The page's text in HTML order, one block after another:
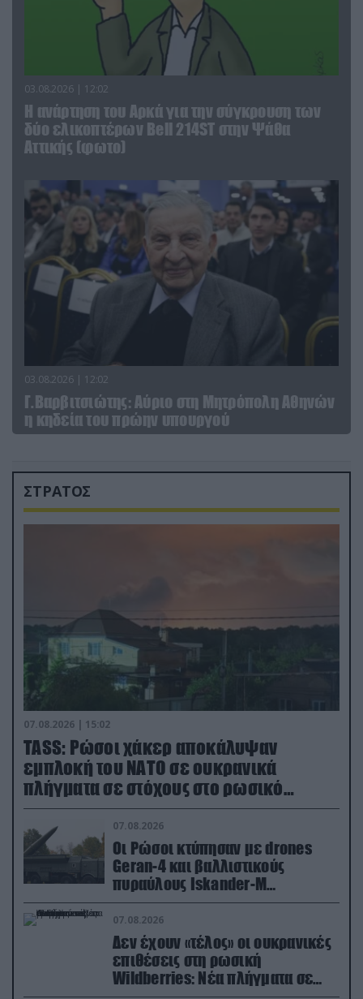
03.08.2026 | 12:02
Η ανάρτηση του Αρκά για την σύγκρουση των
δύο ελικοπτέρων Bell 214ST στην Ψάθα
Αττικής (φωτο)
03.08.2026 | 12:02
Γ.Βαρβιτσιώτης: Aύριο στη Μητρόπολη Αθηνών
η κηδεία του πρώην υπουργού
ΣΤΡΑΤΟΣ
07.08.2026 | 15:02
TASS: Ρώσοι χάκερ αποκάλυψαν
εμπλοκή του ΝΑΤΟ σε ουκρανικά
πλήγματα σε στόχους στο ρωσικό
έδαφος!
07.08.2026
Οι Ρώσοι κτύπησαν με drones
Geran-4 και βαλλιστικούς
πυραύλους Iskander-M
ουκρανικό τρένο με στρατιωτικό
εξοπλισμό
07.08.2026
Δεν έχουν «τέλος» οι ουκρανικές
επιθέσεις στη ρωσική
Wildberries: Νέα πλήγματα σε